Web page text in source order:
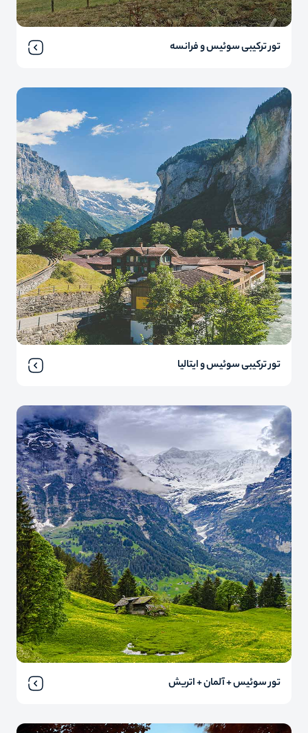
تور ترکیبی سوئیس و فرانسه
تور ترکیبی سوئیس و ایتالیا
تور سوئیس + آلمان + اتریش